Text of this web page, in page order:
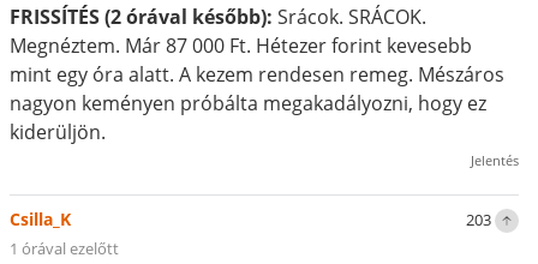
FRISSÍTÉS (2 órával később): Srácok. SRÁCOK.
Megnéztem. Már 87 000 Ft. Hétezer forint kevesebb
mint egy óra alatt. A kezem rendesen remeg. Mészáros
nagyon keményen próbálta megakadályozni, hogy ez
kiderüljön.
Jelentés
203
Csilla_K
1 órával ezelőtt